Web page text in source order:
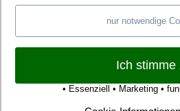
Alle 6-Punkte-Spiele gewinnen und
WEBSITE TIPPS
Pauschalreisen günstig
nur notwendige
Ich stimme
• Essenziell • Marketing •